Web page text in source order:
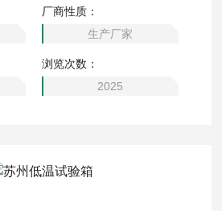
性能指标
厂商性质：
生产厂家
浏览次数：
2025